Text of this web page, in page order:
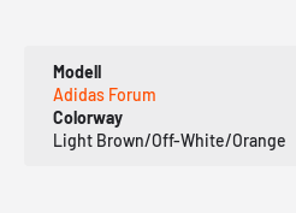
Modell
Adidas Forum
Colorway
Light Brown/Off-White/Orange